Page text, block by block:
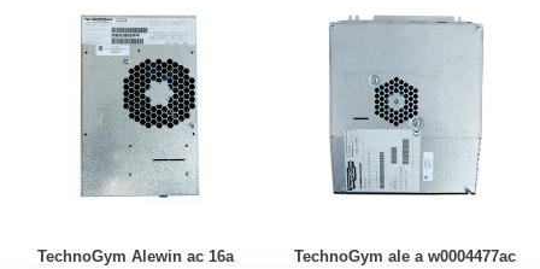
TechnoGym Alewin ac 16a
TechnoGym ale a w0004477ac